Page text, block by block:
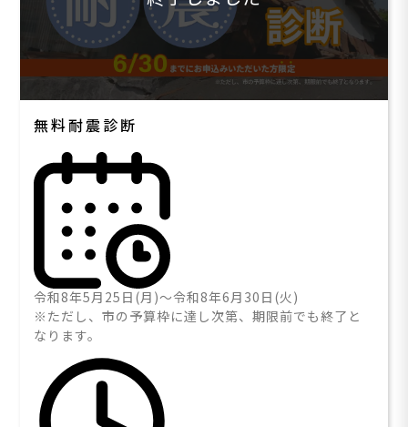
無料耐震診断
令和8年5月25日(月)～令和8年6月30日(火)
※ただし、市の予算枠に達し次第、期限前でも終了と
なります。